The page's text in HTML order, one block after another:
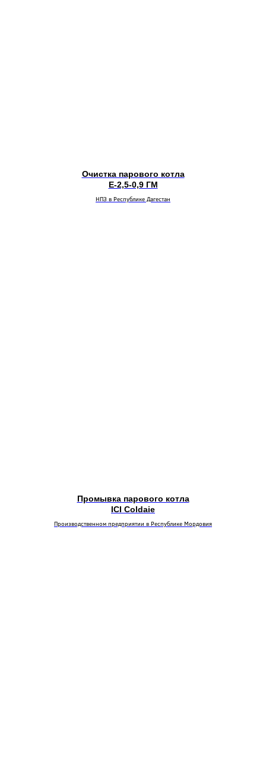
Очистка парового котла
Е-2,5-0,9 ГМ
НПЗ в Республике Дагестан
Промывка парового котла
ICI Coldaie
Производственном предприятии в Республике Мордовия